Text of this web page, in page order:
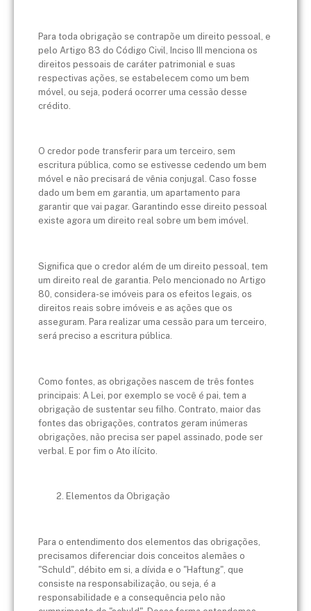
Para toda obrigação se contrapõe um direito pessoal, e
pelo Artigo 83 do Código Civil, Inciso III menciona os
direitos pessoais de caráter patrimonial e suas
respectivas ações, se estabelecem como um bem
móvel, ou seja, poderá ocorrer uma cessão desse
crédito.
O credor pode transferir para um terceiro, sem
escritura pública, como se estivesse cedendo um bem
móvel e não precisará de vênia conjugal. Caso fosse
dado um bem em garantia, um apartamento para
garantir que vai pagar. Garantindo esse direito pessoal
existe agora um direito real sobre um bem imóvel.
Significa que o credor além de um direito pessoal, tem
um direito real de garantia. Pelo mencionado no Artigo
80, considera-se imóveis para os efeitos legais, os
direitos reais sobre imóveis e as ações que os
asseguram. Para realizar uma cessão para um terceiro,
será preciso a escritura pública.
Como fontes, as obrigações nascem de três fontes
principais: A Lei, por exemplo se você é pai, tem a
obrigação de sustentar seu filho. Contrato, maior das
fontes das obrigações, contratos geram inúmeras
obrigações, não precisa ser papel assinado, pode ser
verbal. E por fim o Ato ilícito.
Elementos da Obrigação
Para o entendimento dos elementos das obrigações,
precisamos diferenciar dois conceitos alemães o
"Schuld", débito em si, a dívida e o "Haftung", que
consiste na responsabilização, ou seja, é a
responsabilidade e a consequência pelo não